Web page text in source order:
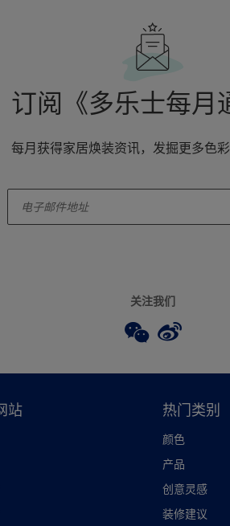
订阅《多乐士每月
每月获得家居焕装资讯，发掘更多色彩
关注我们
站 热门类别
颜色
产品
创意灵感
装修建议